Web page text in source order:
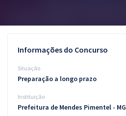
Conteúdo gratuito
Blog
Informações do Concurso
Situação
Preparação a longo prazo
Instituição
Prefeitura de Mendes Pimentel - MG